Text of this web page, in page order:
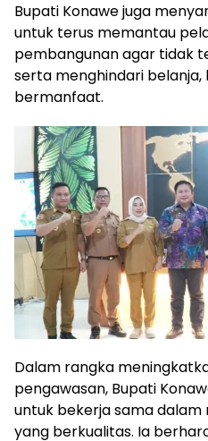
Bupati Konawe juga
untuk terus memantau
pembangunan agar tidak
serta menghindari belanja,
bermanfaat.
Dalam rangka
pengawasan, Bupati
untuk bekerja sama dalam
yang berkualitas. Ia